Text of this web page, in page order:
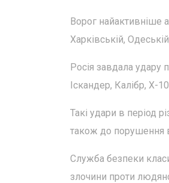
Ворог найактивніше
Харківській,
Росія завдала удару
Іскандер, Калібр, Х-
Такі удари в період
також до порушення
Служба безпеки
злочини проти